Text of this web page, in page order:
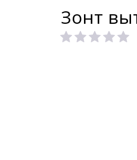
Зонт